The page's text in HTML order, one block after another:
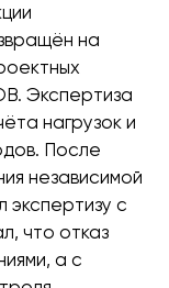
на
Экспертиза
нагрузок и
После
независимой
с
что отказ
а с